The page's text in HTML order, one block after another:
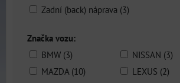
Zadní (back) náprava (3)
Značka vozu:
BMW (3)
NISSAN (3)
MAZDA (10)
LEXUS (2)